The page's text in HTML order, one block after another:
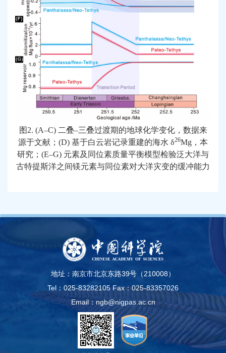
图 2. (A–C) 二叠–三叠过渡期的地球化学变化，数据来
源于文献； (D) 基于白云岩记录重建的海水 δ26Mg ，本
研究； (E–G) 元素及同位素质量平衡模型检验泛大洋与
古特提斯洋之间镁元素与同位素对大洋灾变的缓冲能力
地址：南京市北京东路39号（210008）
Tel：025-83282105 Fax：025-83357026
Email：ngb@nigpas.ac.cn